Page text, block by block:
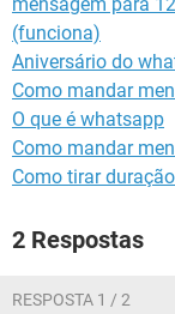
(funciona)
Aniversário do
Como mandar
O que é whatsapp
Como mandar
Como tirar
2 Respostas
RESPOSTA 1 / 2